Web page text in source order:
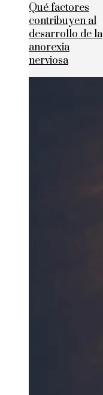
Qué factores
contribuyen al
desarrollo de la
anorexia
nerviosa